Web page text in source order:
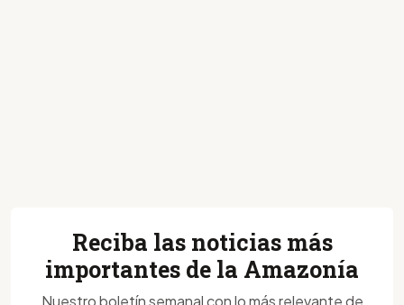
Reciba las noticias más
importantes de la Amazonía